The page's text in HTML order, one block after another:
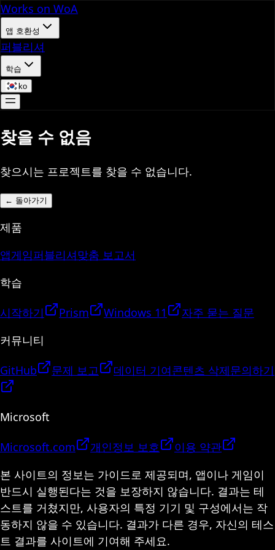
Works on WoA
앱 호환성
퍼블리셔
학습
ko
찾을 수 없음
찾으시는 프로젝트를 찾을 수 없습니다.
← 돌아가기
제품
앱게임퍼블리셔맞춤 보고서
학습
시작하기 Prism Windows 11
자주 묻는 질문
커뮤니티
GitHub 문제 보고 데이터 기여콘텐츠 삭제문의하기
Microsoft
Microsoft.com 개인정보 보호
이용 약관
본 사이트의 정보는 가이드로 제공되며, 앱이나 게임이
반드시 실행된다는 것을 보장하지 않습니다. 결과는 테
스트를 거쳤지만, 사용자의 특정 기기 및 구성에서는 작
동하지 않을 수 있습니다. 결과가 다른 경우, 자신의 테스
트 결과를 사이트에 기여해 주세요.